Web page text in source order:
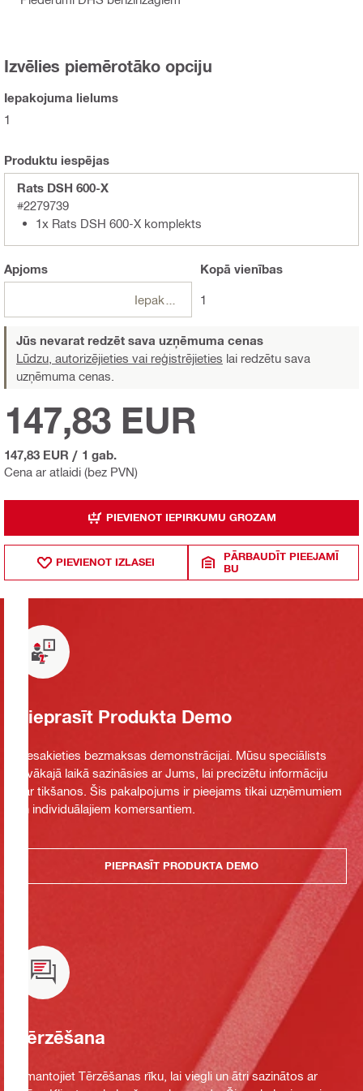
Izvēlies piemērotāko opciju
Iepakojuma lielums
1
Produktu iespējas
Rats DSH 600-X
#2279739
1x Rats DSH 600-X komplekts
Apjoms Kopā vienības
1
Jūs nevarat redzēt sava uzņēmuma cenas
Lūdzu, autorizējieties vai reģistrējieties lai redzētu sava
uzņēmuma cenas.
Cena ar atlaidi (bez PVN)
147,83 EUR
147,83 EUR / 1 gab.
PIEVIENOT IEPIRKUMU GROZAM
PIEVIENOT IZLASEI
PĀRBAUDĪT PIEEJAMĪ
BU
Pieprasīt Produkta Demo
Piesakieties bezmaksas demonstrācijai. Mūsu speciālists
tuvākajā laikā sazināsies ar Jums, lai precizētu informāciju
par tikšanos. Šis pakalpojums ir pieejams tikai uzņēmumiem
un individuālajiem komersantiem.
PIEPRASĪT PRODUKTA DEMO
Tērzēšana
Izmantojiet Tērzēšanas rīku, lai viegli un ātri sazinātos ar